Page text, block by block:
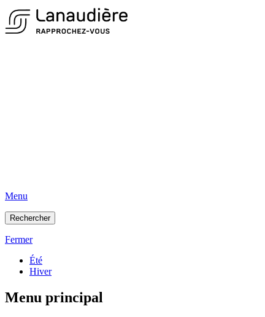
Menu
Rechercher
Fermer
Été
Hiver
Menu principal